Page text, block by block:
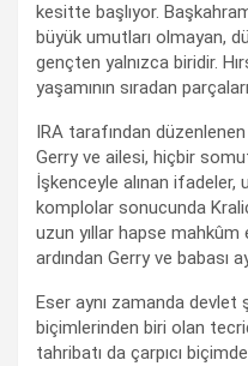
kesitte başlıyor.
büyük umutları olmayan,
gençten yalnızca biridir.
yaşamının sıradan
IRA tarafından
Gerry ve ailesi, hiçbir
İşkenceyle alınan ifadeler,
komplolar sonucunda
uzun yıllar hapse
ardından Gerry ve babası
Eser aynı zamanda
biçimlerinden biri olan
tahribatı da çarpıcı